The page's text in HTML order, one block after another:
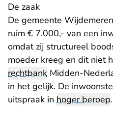
De zaak
De gemeente
ruim € 7.000,- van een
omdat zij structureel
moeder kreeg en dit niet
rechtbank Midden-
in het gelijk. De
uitspraak- U verlaat
in hoger beroep.